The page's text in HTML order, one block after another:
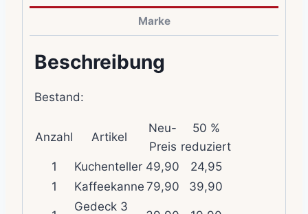
Marke
Beschreibung
Bestand:
Anzahl Artikel
Neu-
Preis
50 %
reduziert
1
Kuchenteller 49,90
24,95
1
Kaffeekanne 79,90 39,90
Gedeck 3